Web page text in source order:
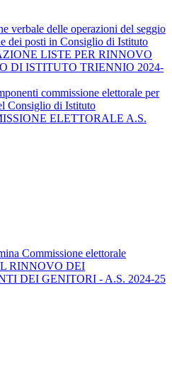
verbale delle operazioni del seggio
dei posti in Consiglio di Istituto
LISTE PER RINNOVO
DI ISTITUTO TRIENNIO 2024-
commissione elettorale per
Consiglio di Istituto
ELETTORALE A.S.
Commissione elettorale
RINNOVO DEI
DEI GENITORI - A.S. 2024-25